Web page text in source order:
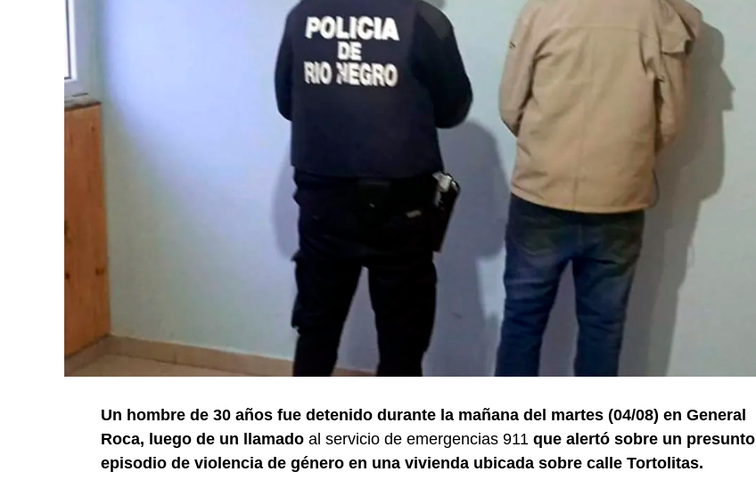
Un hombre de 30 años fue detenido durante la mañana del martes (04/08) en General
Roca, luego de un llamado al servicio de emergencias 911 que alertó sobre un presunto
episodio de violencia de género en una vivienda ubicada sobre calle Tortolitas.